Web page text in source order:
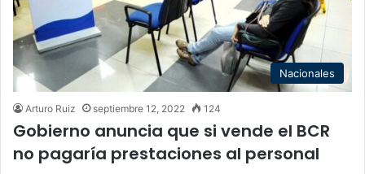
Nacionales
Arturo Ruiz septiembre 12, 2022 124
Gobierno anuncia que si vende el BCR
no pagaría prestaciones al personal